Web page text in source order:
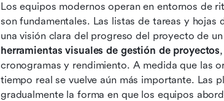
Los equipos modernos operan en entornos de
son fundamentales. Las listas de tareas y
herramientas visuales de gestión de proyectos
cronogramas y rendimiento. A medida que las
tiempo real se vuelve aún más importante. Las
gradualmente la forma en que los equipos